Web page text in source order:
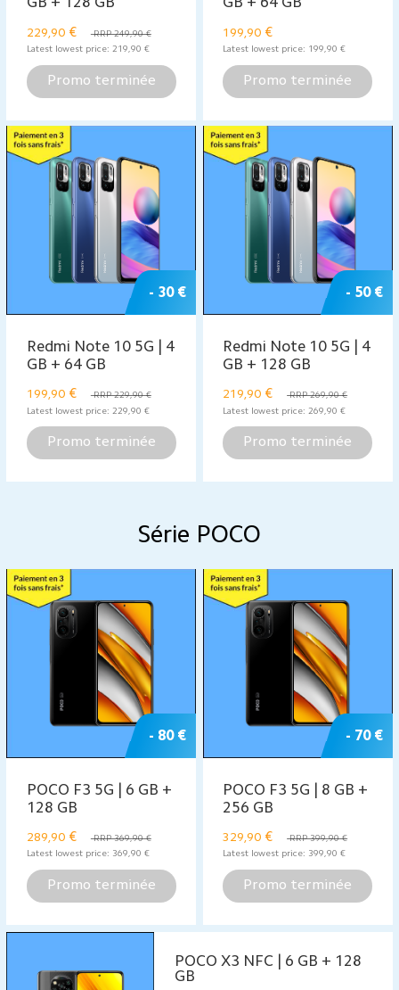
229,90 €
RRP 249,90 €
Latest lowest price: 219,90 €
Promo terminée
199,90 €
Latest lowest price: 199,90 €
Promo terminée
- 30 €
Redmi Note 10 5G | 4
GB + 64 GB
199,90 €
RRP 229,90 €
Latest lowest price: 229,90 €
Promo terminée
- 50 €
Redmi Note 10 5G | 4
GB + 128 GB
219,90 €
RRP 269,90 €
Latest lowest price: 269,90 €
Promo terminée
Série POCO
- 80 €
POCO F3 5G | 6 GB +
128 GB
289,90 €
RRP 369,90 €
Latest lowest price: 369,90 €
Promo terminée
- 70 €
POCO F3 5G | 8 GB +
256 GB
329,90 €
RRP 399,90 €
Latest lowest price: 399,90 €
Promo terminée
POCO X3 NFC | 6 GB + 128
GB